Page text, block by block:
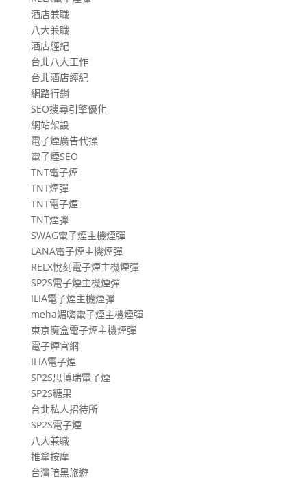
酒店兼職
八大兼職
酒店經紀
台北八大工作
台北酒店經紀
網路行銷
SEO搜尋引擎優化
網站架設
電子煙廣告代操
電子煙SEO
TNT電子煙
TNT煙彈
TNT電子煙
TNT煙彈
SWAG電子煙主機煙彈
LANA電子煙主機煙彈
RELX悅刻電子煙主機煙彈
SP2S電子煙主機煙彈
ILIA電子煙主機煙彈
meha媚嗨電子煙主機煙彈
東京魔盒電子煙主機煙彈
電子煙官網
ILIA電子煙
SP2S思博瑞電子煙
SP2S糖果
台北私人招待所
SP2S電子煙
八大兼職
推拿按摩
台灣暗黑旅遊